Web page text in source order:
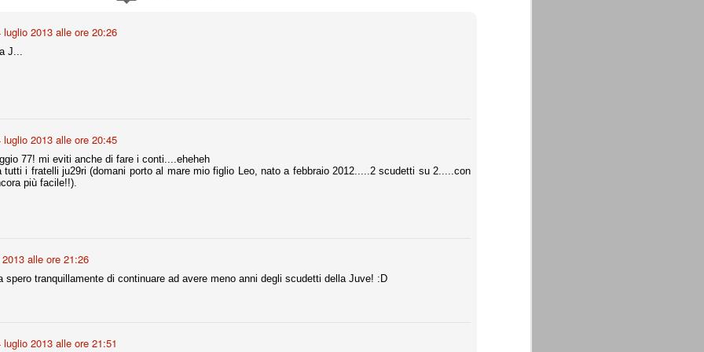
luglio 2013 alle ore 20:26
J...
luglio 2013 alle ore 20:45
77! mi eviti anche di fare i conti....eheheh
tutti i fratelli ju29ri (domani porto al mare mio figlio Leo, nato a febbraio 2012.....2 scudetti su 2.....con
più facile!!).
alle ore 21:26
spero tranquillamente di continuare ad avere meno anni degli scudetti della Juve! :D
luglio 2013 alle ore 21:51
solo a 10 minuti dalla fine, dopo essere rimasta in 10 uomini.
forse più avvincente:
Donetsk (Ucr), Malmoe (Sve)
Galatasaray (Tur), Astana (Kaz).
di sfortuna. Partita sbagliata come impostazione, a cominciare
abbia capito. Quindi, niente drammi e vediamo di imparare in